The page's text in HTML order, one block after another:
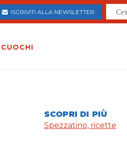
ISCRIVITI ALLA NEWSLETTER
SCOPRI DI PIÙ
Spezzatino, ricette